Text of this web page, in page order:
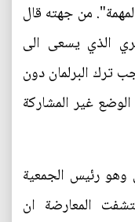
من جهته قال
الذي يسعى الى
ترك البرلمان دون
غير المشاركة
وهو رئيس الجمعية
المعارضة ان